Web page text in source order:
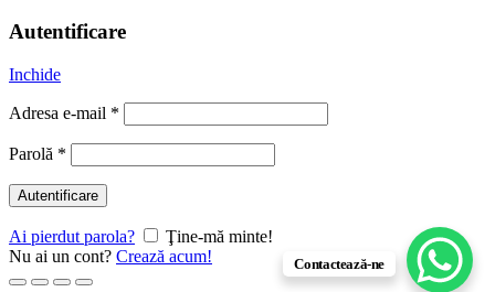
Contactează-ne
Autentificare
Inchide
Adresa e-mail *
Parolă *
Autentificare
Ai pierdut parola?
Ţine-mă minte!
Nu ai un cont? Crează acum!